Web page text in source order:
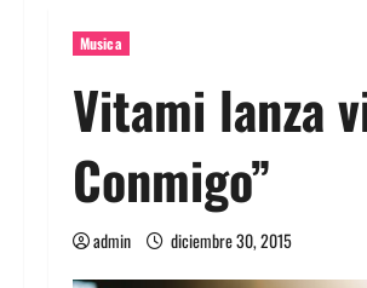
Musica
Vitami lanza
Conmigo”
admin diciembre 30, 2015